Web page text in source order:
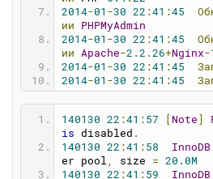
2014-01 -30 22 :41 :45
ии
PHPMyAdmin
2014-01 -30 22 :41 :45
ии Apache-2.2 . 26+Nginx-
2014-01 -30 22 :41 :45
2014-01 -30 22 :41 :45
Nginx-1.4.4
2014-01-30 22:41:46
рвера
2014-01-30 22
MySQL- 5.1 .73
2014-01 - 30 22 42 :04
140130 22 :41 : 57 Note
is disabled .
140130 22 :41 : 58 InnoDB
er pool , size = 20.0M
140130 22 :41 : 59 InnoDB